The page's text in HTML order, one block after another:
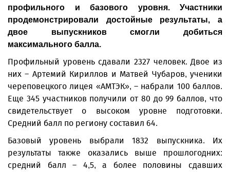
профильного и базового уровня. Участники
продемонстрировали достойные результаты, а
двое выпускников смогли добиться
максимального балла.
Профильный уровень сдавали 2327 человек. Двое из
них – Артемий Кириллов и Матвей Чубаров, ученики
череповецкого лицея «АМТЭК», – набрали 100 баллов.
Еще 345 участников получили от 80 до 99 баллов, что
свидетельствует о высоком уровне подготовки.
Средний балл по региону составил 64.
Базовый уровень выбрали 1832 выпускника. Их
результаты также оказались выше прошлогодних:
средний балл – 4,5, а более половины сдавших